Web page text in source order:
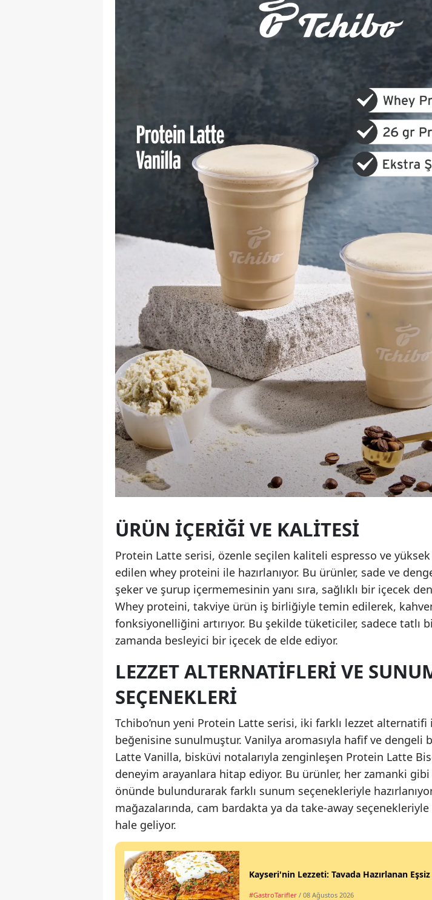
ÜRÜN İÇERIĞI VE KALITESI
Protein Latte serisi, özenle seçilen kaliteli espresso ve
edilen whey proteini ile hazırlanıyor. Bu ürünler, sade ve
şeker ve şurup içermemesinin yanı sıra, sağlıklı bir içecek
Whey proteini, takviye ürün iş birliğiyle temin edilerek,
fonksiyonelliğini artırıyor. Bu şekilde tüketiciler, sadece tatlı
zamanda besleyici bir içecek de elde ediyor.
LEZZET ALTERNATIFLERI VE
SEÇENEKLERI
Tchibo’nun yeni Protein Latte serisi, iki farklı lezzet
beğenisine sunulmuştur. Vanilya aromasıyla hafif ve dengeli
Latte Vanilla, bisküvi notalarıyla zenginleşen Protein Latte
deneyim arayanlara hitap ediyor. Bu ürünler, her zamanki
önünde bulundurarak farklı sunum seçenekleriyle
mağazalarında, cam bardakta ya da take-away
hale geliyor.
Kayseri'nin Lezzeti: Tavada Hazırlanan
#GastroTarifler / 08 Ağustos 2026